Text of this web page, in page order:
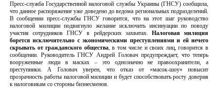
Пресс-служба Государственной налоговой службы Украины (ГНСУ) сообщила,
что данное распоряжение уже доведено до ведома региональных подразделений.
В сообщении пресс-службы ГНСУ говорится, что на этот шаг руководство
налоговой милиции подвигнуло желание исключить инсинуации по поводу
участия сотрудников ГНСУ в рейдерских захватах. Налоговая милиция
борется исключительно с экономическими преступлениями и ей нечего
скрывать от гражданского общества, в том числе и своих лиц, говорится в
сообщении. Руководитель ГНСУ Андрей Головач предупреждает, что теперь
вооруженные люди в масках – это однозначно не правоохранители, а
преступники. А Головач уверен, что отказ от «масок-шоу» повысит
прозрачность работы налоговой милиции и будет способствовать росту доверия
к налоговикам со стороны бизнесменов.